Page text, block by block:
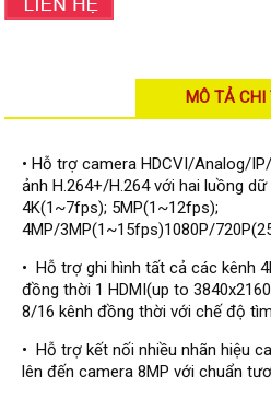
Camera KBVISION
Đầu ghi HDParagon
Đầu ghi HIKVISION
Đầu ghi Visionhitech
Đầu ghi Dahua
Đầu ghi KBVISION
Thiết bị chống trộm
Thiết bị chống trộm Paradox
Thiết bị Enforcer
MÔ TẢ CHI
• Hỗ trợ camera HDCVI/Analog/
ảnh H.264+/H.264 với hai luồng
4K(1~7fps); 5MP(1~12fps);
4MP/3MP(1~15fps)1080P/
• Hỗ trợ ghi hình tất cả các kênh
đồng thời 1 HDMI(up to
8/16 kênh đồng thời với chế độ
• Hỗ trợ kết nối nhiều nhãn hiệu
lên đến camera 8MP với chuẩn